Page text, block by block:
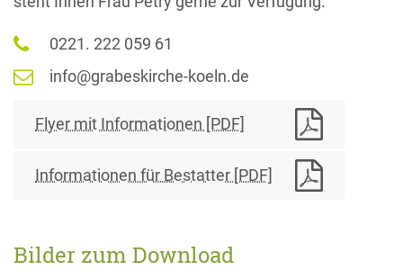
0221. 222 059 61
info@grabeskirche-koeln.de
Flyer mit Informationen [PDF]
Informationen für Bestatter [PDF]
Bilder zum Download